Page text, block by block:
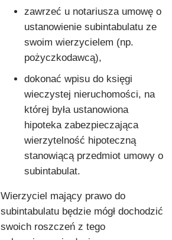
zawrzeć u notariusza umowę o
ustanowienie subintabulatu ze
swoim wierzycielem (np.
pożyczkodawcą),
dokonać wpisu do księgi
wieczystej nieruchomości, na
której była ustanowiona
hipoteka zabezpieczająca
wierzytelność hipoteczną
stanowiącą przedmiot umowy o
subintabulat.
Wierzyciel mający prawo do
subintabulatu będzie mógł dochodzić
swoich roszczeń z tego